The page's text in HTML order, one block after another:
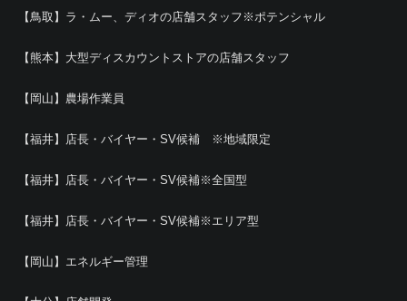
【鳥取】ラ・ムー、ディオの店舗スタッフ※ポテンシャル
【熊本】大型ディスカウントストアの店舗スタッフ
【岡山】農場作業員
【福井】店長・バイヤー・SV候補 ※地域限定
【福井】店長・バイヤー・SV候補※全国型
【福井】店長・バイヤー・SV候補※エリア型
【岡山】エネルギー管理